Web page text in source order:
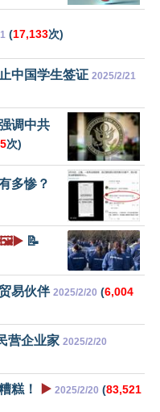
(17,133次)
中国学生签证 2025/2/21
调中共
次)
多惨？
🖼️▶️ 📝
易伙伴 2025/2/20 (6,004
营企业家 2025/2/20
糕！ ▶️ 2025/2/20 (83,521